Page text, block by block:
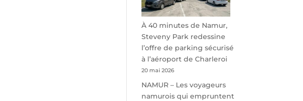
À 40 minutes de Namur,
Steveny Park redessine
l’offre de parking sécurisé
à l’aéroport de Charleroi
20 mai 2026
NAMUR – Les voyageurs
namurois qui empruntent